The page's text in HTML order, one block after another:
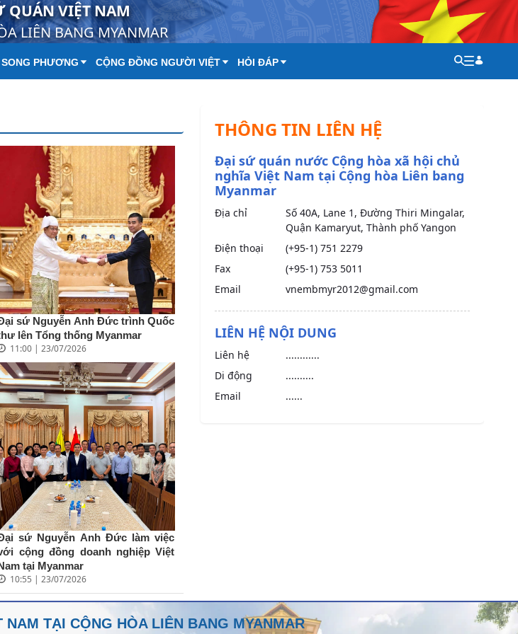
QUÁN VIỆT NAM
LIÊN BANG MYANMAR
PHƯƠNG CỘNG ĐỒNG NGƯỜI VIỆT HỎI ĐÁP
sứ Nguyễn Anh Đức trình Quốc
lên Tổng thống Myanmar
11:00 | 23/07/2026
sứ Nguyễn Anh Đức làm việc
cộng đồng doanh nghiệp Việt
tại Myanmar
10:55 | 23/07/2026
THÔNG TIN LIÊN HỆ
Đại sứ quán nước Cộng hòa xã hội chủ
nghĩa Việt Nam tại Cộng hòa Liên bang
Myanmar
Địa chỉ
Số 40A, Lane 1, Đường Thiri Mingalar,
Quận Kamaryut, Thành phố Yangon
Điện thoại
(+95-1) 751 2279
Fax
(+95-1) 753 5011
Email
vnembmyr2012@gmail.com
LIÊN HỆ NỘI DUNG
Liên hệ
............
Di động
..........
Email
......
TẠI CỘNG HÒA LIÊN BANG MYANMAR